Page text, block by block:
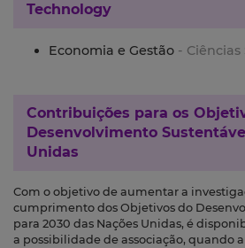
Technology
Economia e Gestão - Ciências
Contribuições para os
Desenvolvimento
Unidas
Com o objetivo de aumentar a
cumprimento dos Objetivos do
para 2030 das Nações Unidas, é
a possibilidade de associação, quando